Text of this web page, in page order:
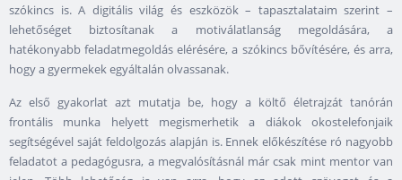
szókincs is. A digitális világ és eszközök – tapasztalataim szerint –
lehetőséget biztosítanak a motiválatlanság megoldására, a
hatékonyabb feladatmegoldás elérésére, a szókincs bővítésére, és arra,
hogy a gyermekek egyáltalán olvassanak.
Az első gyakorlat azt mutatja be, hogy a költő életrajzát tanórán
frontális munka helyett megismerhetik a diákok okostelefonjaik
segítségével saját feldolgozás alapján is. Ennek előkészítése ró nagyobb
feladatot a pedagógusra, a megvalósításnál már csak mint mentor van